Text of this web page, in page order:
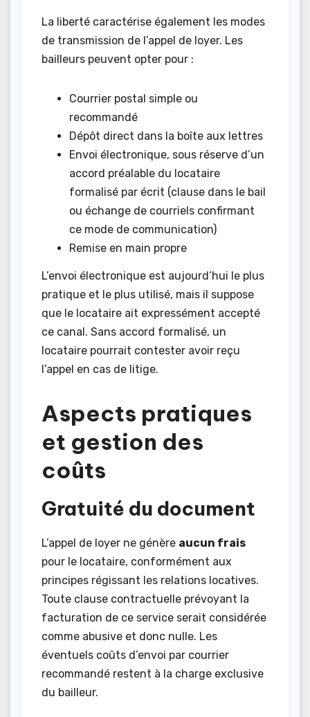
La liberté caractérise également les modes
de transmission de l’appel de loyer. Les
bailleurs peuvent opter pour :
Courrier postal simple ou
recommandé
Dépôt direct dans la boîte aux lettres
Envoi électronique, sous réserve d’un
accord préalable du locataire
formalisé par écrit (clause dans le bail
ou échange de courriels confirmant
ce mode de communication)
Remise en main propre
L’envoi électronique est aujourd’hui le plus
pratique et le plus utilisé, mais il suppose
que le locataire ait expressément accepté
ce canal. Sans accord formalisé, un
locataire pourrait contester avoir reçu
l’appel en cas de litige.
Aspects pratiques
et gestion des
coûts
Gratuité du document
L’appel de loyer ne génère aucun frais
pour le locataire, conformément aux
principes régissant les relations locatives.
Toute clause contractuelle prévoyant la
facturation de ce service serait considérée
comme abusive et donc nulle. Les
éventuels coûts d’envoi par courrier
recommandé restent à la charge exclusive
du bailleur.